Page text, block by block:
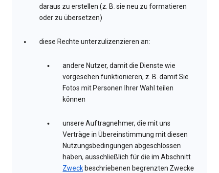
daraus zu erstellen (z. B. sie neu zu formatieren
oder zu übersetzen)
diese Rechte unterzulizenzieren an:
andere Nutzer, damit die Dienste wie
vorgesehen funktionieren, z. B. damit Sie
Fotos mit Personen Ihrer Wahl teilen
können
unsere Auftragnehmer, die mit uns
Verträge in Übereinstimmung mit diesen
Nutzungsbedingungen abgeschlossen
haben, ausschließlich für die im Abschnitt
Zweck beschriebenen begrenzten Zwecke